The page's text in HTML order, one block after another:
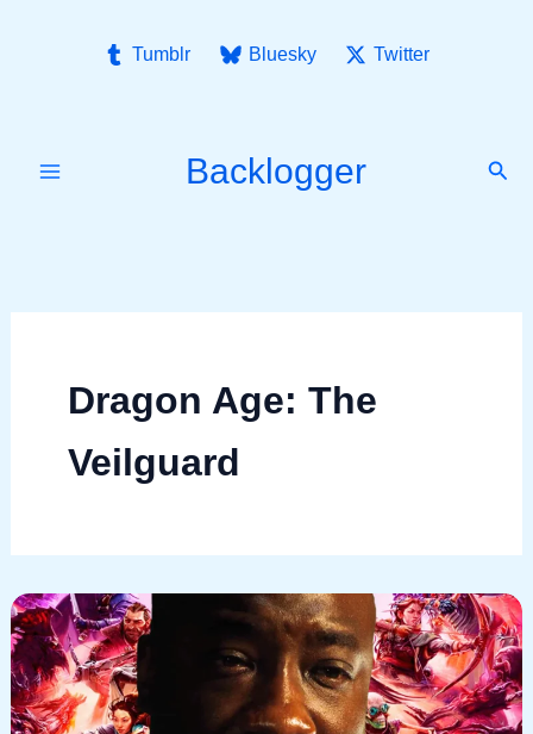
Tumblr Bluesky Twitter
Backlogger
Dragon Age: The
Veilguard